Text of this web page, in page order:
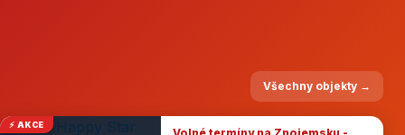
Všechny objekty →
⚡ AKCE